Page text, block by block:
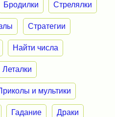
Бродилки Стрелялки
Стратегии
Найти числа
Леталки
и мультики
Гадание Драки